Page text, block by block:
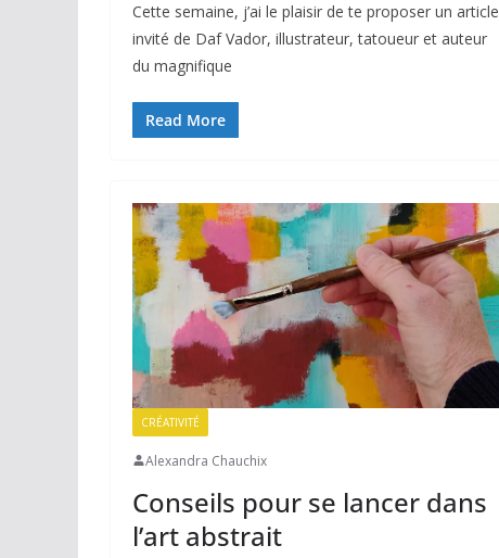
Cette semaine, j’ai le plaisir de te proposer un article
invité de Daf Vador, illustrateur, tatoueur et auteur
du magnifique
Read More
CRÉATIVITÉ
Alexandra Chauchix
Conseils pour se lancer dans
l’art abstrait